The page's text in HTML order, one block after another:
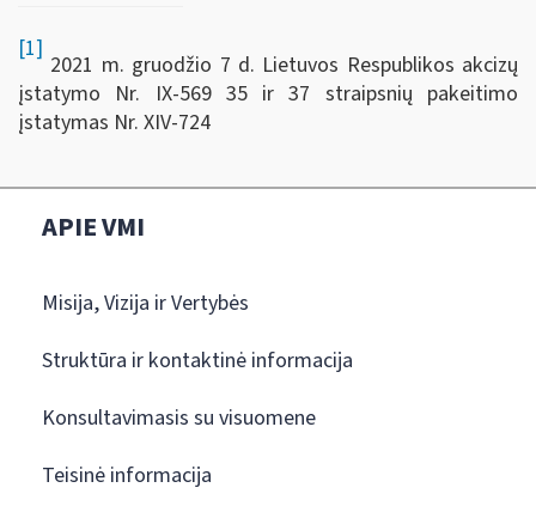
[1]
2021 m. gruodžio 7 d. Lietuvos Respublikos akcizų
įstatymo Nr. IX-569 35 ir 37 straipsnių pakeitimo
įstatymas Nr. XIV‑724
APIE VMI
Misija, Vizija ir Vertybės
Struktūra ir kontaktinė informacija
Konsultavimasis su visuomene
Teisinė informacija